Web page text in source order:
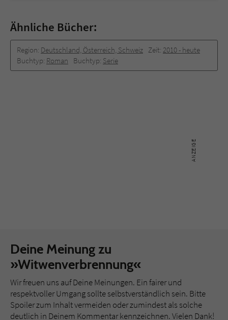
Ähnliche Bücher:
Region: Deutschland, Österreich, Schweiz Zeit: 2010 -­ heute
Buchtyp: Roman Buchtyp: Serie
Deine Meinung zu
»Witwenverbrennung«
Wir freuen uns auf Deine Meinungen. Ein fairer und
respektvoller Umgang sollte selbstverständlich sein. Bitte
Spoiler zum Inhalt vermeiden oder zumindest als solche
deutlich in Deinem Kommentar kennzeichnen. Vielen Dank!